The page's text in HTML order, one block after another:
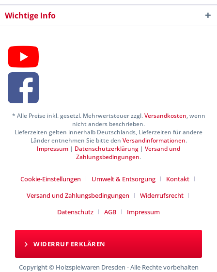
Wichtige Info
* Alle Preise inkl. gesetzl. Mehrwertsteuer zzgl.Versandkosten, wenn
nicht anders beschrieben.
Lieferzeiten gelten innerhalb Deutschlands, Lieferzeiten für andere
Länder entnehmen Sie bitte den Versandinformationen.
Impressum | Datenschutzerklärung | Versand und
Zahlungsbedingungen.
Cookie-Einstellungen Umwelt & Entsorgung
Kontakt
Versand und Zahlungsbedingungen
Widerrufsrecht
Datenschutz
AGB Impressum
WIDERRUF ERKLÄREN
Copyright © Holzspielwaren Dresden - Alle Rechte vorbehalten